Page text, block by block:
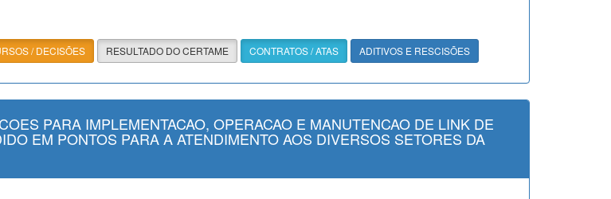
/ DECISÕES RESULTADO DO CERTAME CONTRATOS / ATAS ADITIVOS E RESCISÕES
PARA IMPLEMENTACAO, OPERACAO E MANUTENCAO DE LINK DE
EM PONTOS PARA A ATENDIMENTO AOS DIVERSOS SETORES DA